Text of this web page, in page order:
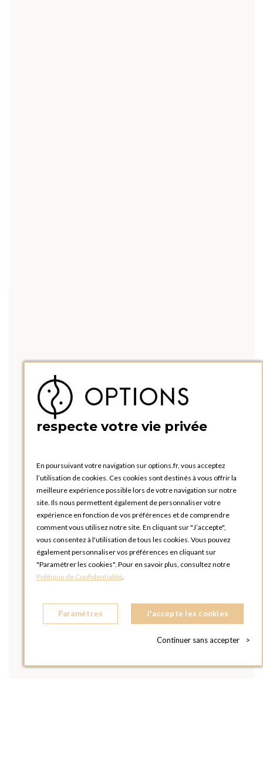
respecte votre vie privée
En poursuivant votre navigation sur options.fr, vous acceptez
l’utilisation de cookies. Ces cookies sont destinés à vous offrir la
meilleure expérience possible lors de votre navigation sur notre
site. Ils nous permettent également de personnaliser votre
expérience en fonction de vos préférences et de comprendre
comment vous utilisez notre site. En cliquant sur "J’accepte",
vous consentez à l'utilisation de tous les cookies. Vous pouvez
également personnaliser vos préférences en cliquant sur
"Paramétrer les cookies". Pour en savoir plus, consultez notre
Politique de Confidentialité.
Paramètres J'accepte les cookies
Continuer sans accepter >